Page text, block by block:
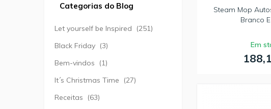
Categorias do Blog
Let yourself be Inspired
(251)
Black Friday (3)
Bem-vindos
(1)
It´s Christmas Time
(27)
Receitas
(63)
Steam Mop
Branco
Em